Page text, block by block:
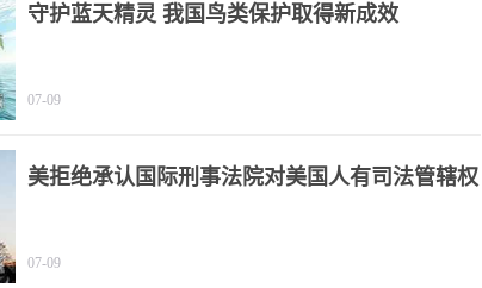
守护蓝天精灵 我国鸟类保护取得新成效
07-09
美拒绝承认国际刑事法院对美国人有司法管辖权
07-09